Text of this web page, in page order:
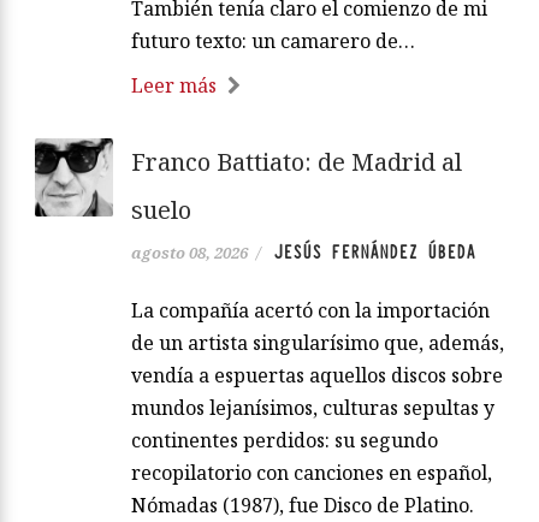
También tenía claro el comienzo de mi
futuro texto: un camarero de…
Leer más
Franco Battiato: de Madrid al
suelo
agosto 08, 2026 / JESÚS FERNÁNDEZ ÚBEDA
La compañía acertó con la importación
de un artista singularísimo que, además,
vendía a espuertas aquellos discos sobre
mundos lejanísimos, culturas sepultas y
continentes perdidos: su segundo
recopilatorio con canciones en español,
Nómadas (1987), fue Disco de Platino.